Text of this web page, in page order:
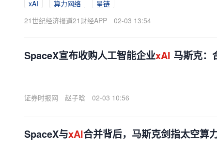
xAI 算力网络
星链
21世纪经济报道21财经APP
02-03 13:54
SpaceX宣布收购人工智能企业xAI 马斯克：
证券时报网 赵子晗 02-03 10:56
SpaceX与xAI合并背后，马斯克剑指太空算